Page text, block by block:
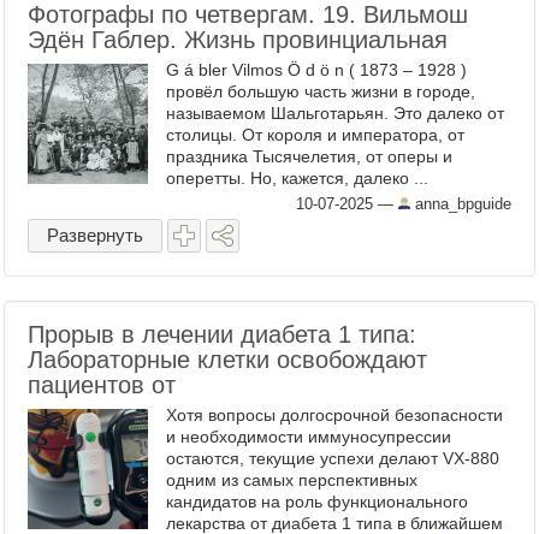
Фотографы по четвергам. 19. Вильмош
Эдён Габлер. Жизнь провинциальная
G á bler Vilmos Ö d ö n ( 1873 – 1928 )
провёл большую часть жизни в городе,
называемом Шальготарьян. Это далеко от
столицы. От короля и императора, от
праздника Тысячелетия, от оперы и
оперетты. Но, кажется, далеко ...
10-07-2025 — anna_bpguide
Развернуть
Прорыв в лечении диабета 1 типа:
Лабораторные клетки освобождают
пациентов от
Хотя вопросы долгосрочной безопасности
и необходимости иммуносупрессии
остаются, текущие успехи делают VX-880
одним из самых перспективных
кандидатов на роль функционального
лекарства от диабета 1 типа в ближайшем